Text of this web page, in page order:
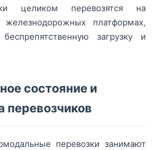
целиком перевозятся на
железнодорожных платформах,
загрузку и
состояние и
перевозчиков
перевозки занимают